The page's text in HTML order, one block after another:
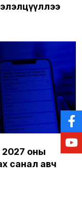
2027 оны
санал авч